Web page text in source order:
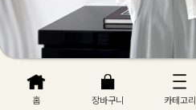
홈 장바구니 카테고리